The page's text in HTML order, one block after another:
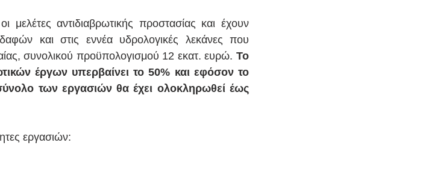
αντιδιαβρωτικής προστασίας και έχουν
και στις εννέα υδρολογικές λεκάνες που
συνολικού προϋπολογισμού 12 εκατ. ευρώ. Το
έργων υπερβαίνει το 50% και εφόσον το
των εργασιών θα έχει ολοκληρωθεί έως
εργασιών: